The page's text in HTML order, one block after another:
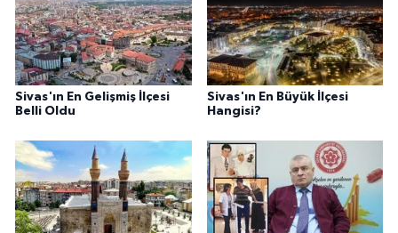
Sivas'ın En Gelişmiş İlçesi
Belli Oldu
Sivas'ın En Büyük İlçesi
Hangisi?